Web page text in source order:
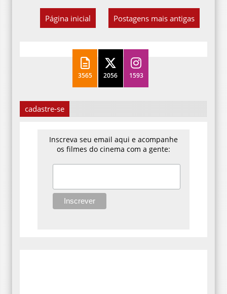
Postagens mais antigas
Página inicial
3565 2056 1593
cadastre-se
Inscreva seu email aqui e acompanhe
os filmes do cinema com a gente: